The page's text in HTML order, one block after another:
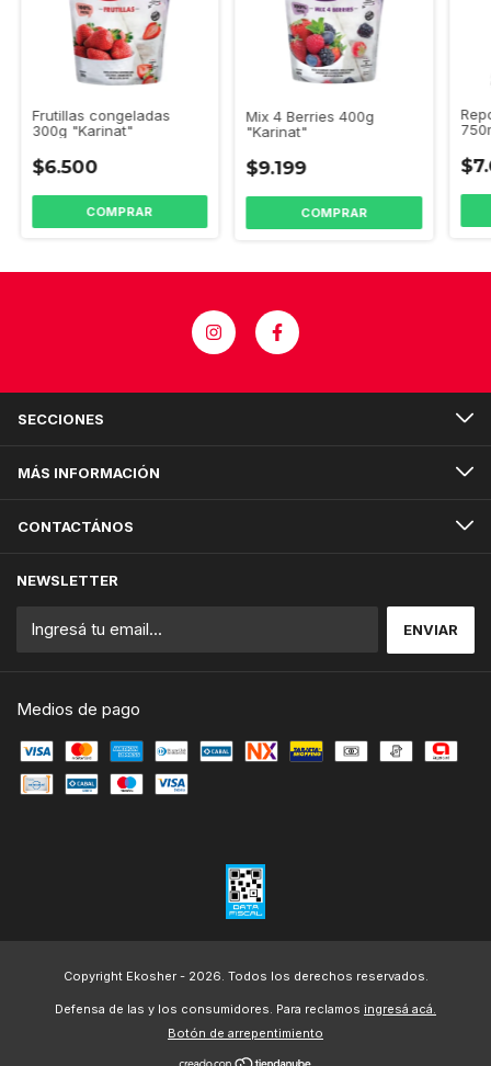
Frutillas congeladas
300g "Karinat"
$6.500
Mix 4 Berries 400g
"Karinat"
$9.199
SECCIONES
MÁS INFORMACIÓN
CONTACTÁNOS
NEWSLETTER
Medios de pago
Copyright Ekosher - 2026. Todos los derechos reservados.
Defensa de las y los consumidores. Para reclamos ingresá acá.
Botón de arrepentimiento